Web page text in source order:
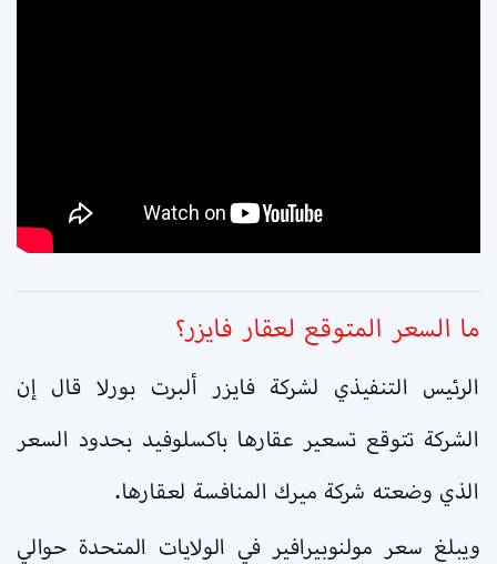
ما السعر المتوقع لعقار فايزر؟
الرئيس التنفيذي لشركة فايزر ألبرت بورلا قال إن
الشركة تتوقع تسعير عقارها باكسلوفيد بحدود السعر
الذي وضعته شركة ميرك المنافسة لعقارها.
ويبلغ سعر مولنوبيرافير في الولايات المتحدة حوالي